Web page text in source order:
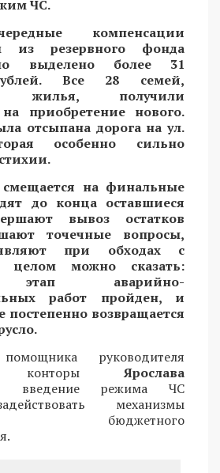
ЧС.
компенсации
из резервного фонда
выделено более 31
Все 28 семей,
жилья, получили
приобретение нового.
отсыпана дорога на ул.
особенно сильно
смещается на финальные
до конца оставшиеся
вывоз остатков
точечные вопросы,
при обходах с
можно сказать:
этап аварийно-
работ пройден, и
постепенно возвращается
руководителя
конторыЯрослава
введение режима ЧС
механизмы
бюджетного